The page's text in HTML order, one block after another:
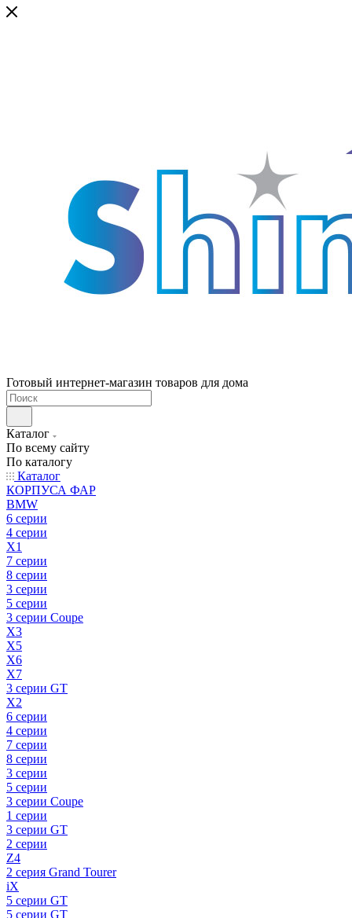
Готовый интернет-магазин товаров для дома
Каталог
По всему сайту
По каталогу
Каталог
КОРПУСА ФАР
BMW
6 серии
4 серии
X1
7 серии
8 серии
3 серии
5 серии
3 серии Coupe
X3
X5
X6
X7
3 серии GT
X2
6 серии
4 серии
7 серии
8 серии
3 серии
5 серии
3 серии Coupe
1 серии
3 серии GT
2 серии
Z4
2 серия Grand Tourer
iX
5 серии GT
5 серии GT